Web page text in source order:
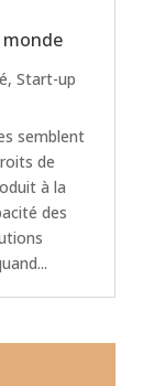
, Start-up
semblent
de
à la
des